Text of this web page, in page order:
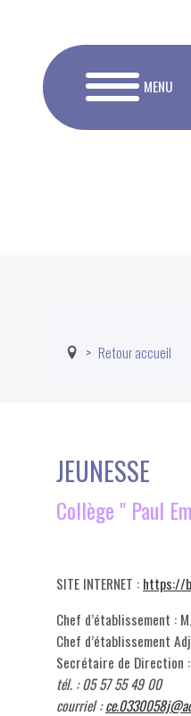
MENU
Retour accueil
JEUNESSE
Collège " Paul
SITE INTERNET : https://
Chef d’établissement :
Chef d’établissement
Secrétaire de Direction
tél. : 05 57 55 49 00
courriel :